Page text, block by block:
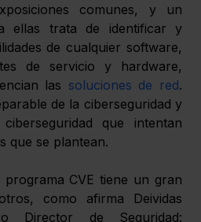
comunes, y un
ellas trata de identificar y
de cualquier software,
de servicio y hardware,
las soluciones de red.
de la ciberseguridad y
que intentan
que se plantean.
CVE tiene un gran
como afirma Deividas
Director de Seguridad: